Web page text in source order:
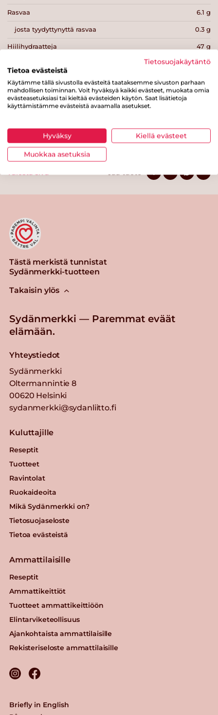
Rasvaa 6.1 g
josta tyydyttynyttä rasvaa 0.3 g
Hiilihydraatteja 47 g
42 g
Kuitua 2.2 g
Proteiinia
Tästä merkistä tunnistat
Sydänmerkki-tuotteen
Takaisin ylös
Sydänmerkki — Paremmat eväät
elämään.
Yhteystiedot
Sydänmerkki
Oltermannintie 8
00620 Helsinki
sydanmerkki@sydanliitto.fi
Kuluttajille
Reseptit
Tuotteet
Ravintolat
Ruokaideoita
Mikä Sydänmerkki on?
Tietosuojaseloste
Tietoa evästeistä
Ammattilaisille
Reseptit
Ammattikeittiöt
Tuotteet ammattikeittiöön
Elintarviketeollisuus
Ajankohtaista ammattilaisille
Rekisteriseloste ammattilaisille
Briefly in English
Tietosuojakäytäntö
Tietoa evästeistä
Käytämme tällä sivustolla evästeitä taataksemme sivuston parhaan
mahdollisen toiminnan. Voit hyväksyä kaikki evästeet, muokata omia
evästeasetuksiasi tai kieltää evästeiden käytön. Saat lisätietoja
käyttämistämme evästeistä avaamalla asetukset.
Hyväksy Kiellä evästeet
Muokkaa asetuksia